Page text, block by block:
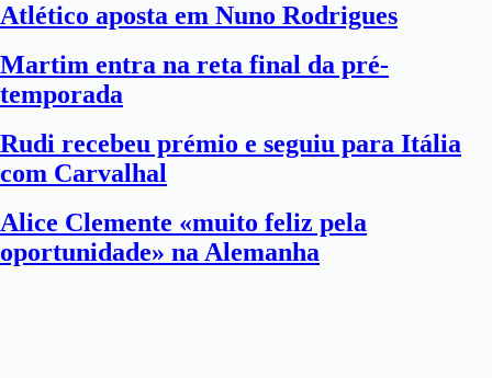
Atlético aposta em Nuno Rodrigues
Martim entra na reta final da pré-
temporada
Rudi recebeu prémio e seguiu para Itália
com Carvalhal
Alice Clemente «muito feliz pela
oportunidade» na Alemanha